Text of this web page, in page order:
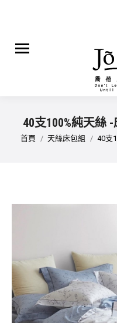
40支100%純天絲
您在這裡：
首頁 天絲床包組 40支